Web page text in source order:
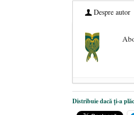
Despre autor
Statul
Distribuie dacă ți-a